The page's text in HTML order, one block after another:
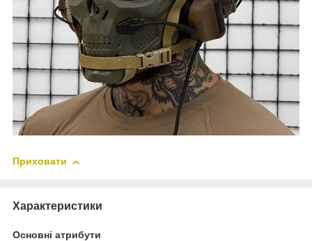
Приховати
Характеристики
Основні атрибути